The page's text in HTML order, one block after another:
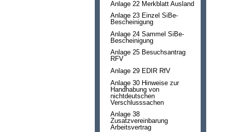
Anlage 22 Merkblatt Ausland
Anlage 23 Einzel SiBe-
Bescheinigung
Anlage 24 Sammel SiBe-
Bescheinigung
Anlage 25 Besuchsantrag
RFV
Anlage 29 EDIR RfV
Anlage 30 Hinweise zur
Handhabung von
nichtdeutschen
Verschlusssachen
Anlage 38
Zusatzvereinbarung
Arbeitsvertrag